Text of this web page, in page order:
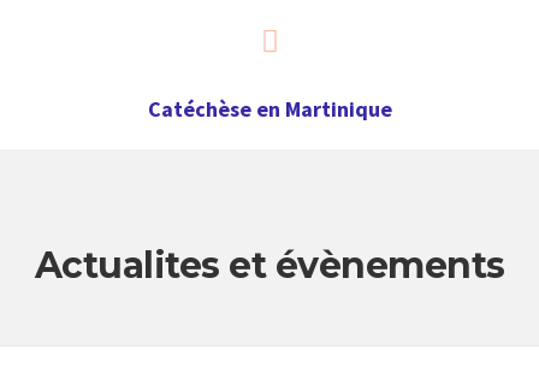
Catéchèse en Martinique
Actualites et évènements